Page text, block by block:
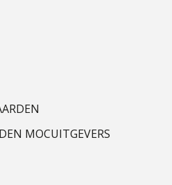
MOCUITGEVERS